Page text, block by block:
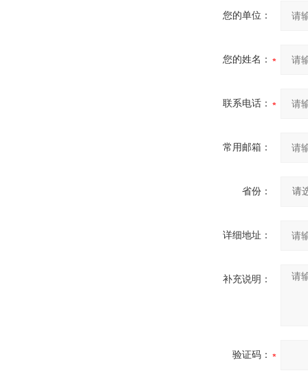
您的单位：
您的姓名：
联系电话：
常用邮箱：
省份：
详细地址：
补充说明：
验证码：